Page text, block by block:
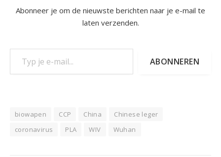
Abonneer je om de nieuwste berichten naar je e-mail te
laten verzenden.
Typ je e-mail...
ABONNEREN
biowapen CCP China
Chinese leger
coronavirus
PLA WIV Wuhan